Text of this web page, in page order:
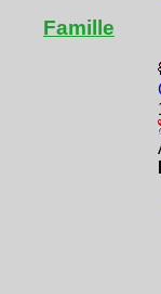
Famille